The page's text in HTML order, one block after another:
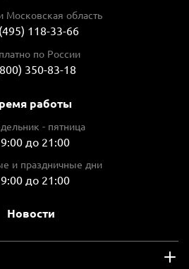
Московская область
118-33-66
по России
350-83-18
работы
- пятница
до 21:00
и праздничные дни
до 21:00
Новости